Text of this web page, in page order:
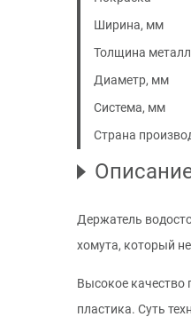
Ширина, мм
Толщина
Диаметр, мм
Система, мм
Страна
Держатель
хомута, который
Высокое качество
пластика. Суть